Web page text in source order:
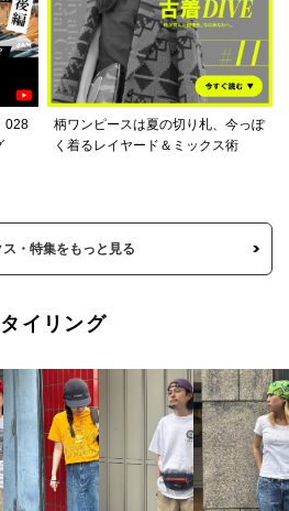
028
柄ワンピースは夏の切り札、今っぽ
く着るレイヤード＆ミックス術
ス・特集をもっと見る
イリング